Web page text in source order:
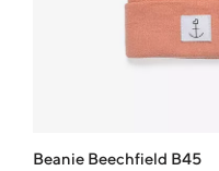
Beanie Beechfield B45